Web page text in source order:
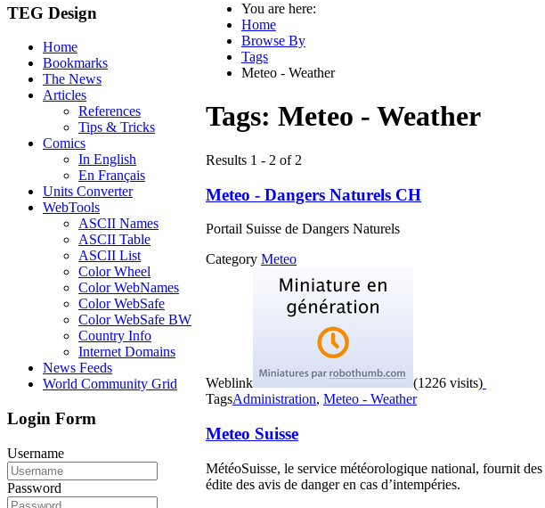
TEG Design
Home
Bookmarks
The News
Articles
References
Tips & Tricks
Comics
In English
En Français
Units Converter
WebTools
ASCII Names
ASCII Table
ASCII List
Color Wheel
Color WebNames
Color WebSafe
Color WebSafe BW
Country Info
Internet Domains
News Feeds
World Community Grid
Login Form
Username
Password
You are here:
Home
Browse By
Tags
Meteo - Weather
Tags: Meteo - Weather
Results 1 - 2 of 2
Meteo - Dangers Naturels CH
Portail Suisse de Dangers Naturels
Category Meteo
Weblink
(1226 visits)
TagsAdministration, Meteo - Weather
Meteo Suisse
MétéoSuisse, le service météorologique national, fournit
édite des avis de danger en cas d’intempéries.